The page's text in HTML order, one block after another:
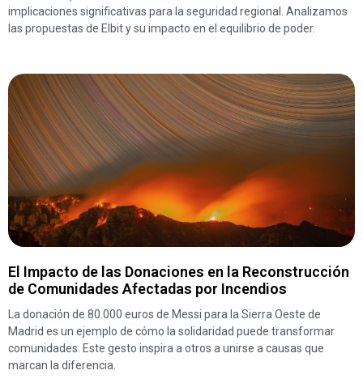
implicaciones significativas para la seguridad regional. Analizamos
las propuestas de Elbit y su impacto en el equilibrio de poder.
El Impacto de las Donaciones en la Reconstrucción
de Comunidades Afectadas por Incendios
La donación de 80.000 euros de Messi para la Sierra Oeste de
Madrid es un ejemplo de cómo la solidaridad puede transformar
comunidades. Este gesto inspira a otros a unirse a causas que
marcan la diferencia.